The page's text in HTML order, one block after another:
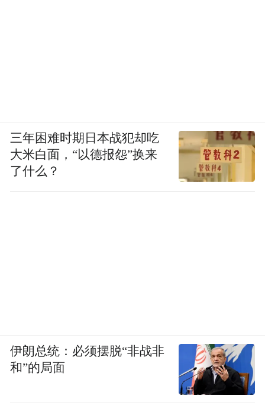
三年困难时期日本战犯却吃
大米白面，“以德报怨”换来
了什么？
伊朗总统：必须摆脱“非战非
和”的局面